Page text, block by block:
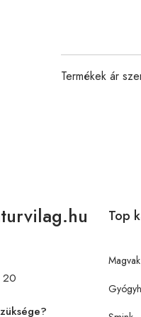
Termékek ár
Top
Magvak